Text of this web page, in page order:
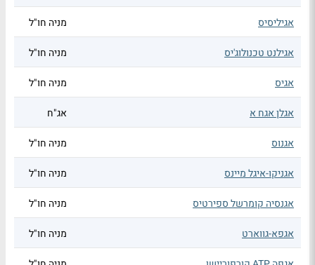
אגיליסיס מניה חו"ל
אגילנט טכנולוג'יס מניה חו"ל
אגיס מניה חו"ל
אגלן אגח א אג"ח
אגנוס מניה חו"ל
אגניקו-איגל מיינס מניה חו"ל
אגנסיה קומרשל ספירטיס מניה חו"ל
אגפא-גווארט מניה חו"ל